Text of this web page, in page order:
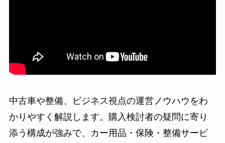
中古車や整備、ビジネス視点の運営ノウハウをわ
かりやすく解説します。購入検討者の疑問に寄り
添う構成が強みで、カー用品・保険・整備サービ